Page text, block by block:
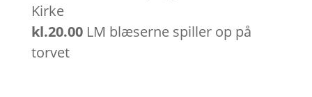
Kirke
kl.20.00LM blæserne spiller op på
torvet